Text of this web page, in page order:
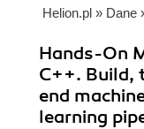
Helion.pl » Dane
Hands-On
C++. Build,
end
learning